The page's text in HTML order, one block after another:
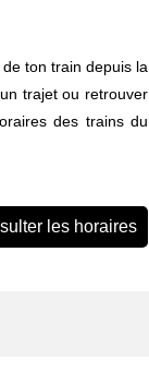
de ton train depuis la
trajet ou retrouver
des trains du
les horaires